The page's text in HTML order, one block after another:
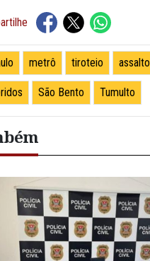
metrô tiroteio assalto
São Bento Tumulto